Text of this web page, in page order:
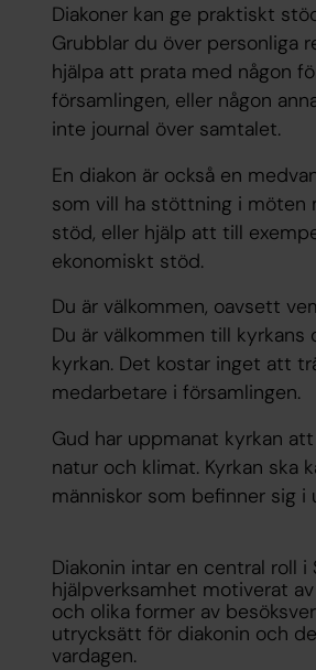
Diakoner kan ge praktiskt
Grubblar du över personliga
hjälpa att prata med någon
församlingen, eller någon
inte journal över samtalet.
En diakon är också en
som vill ha stöttning i möten
stöd, eller hjälp att till
ekonomiskt stöd.
Du är välkommen, oavsett
Du är välkommen till kyrkans
kyrkan. Det kostar inget att
medarbetare i församlingen.
Gud har uppmanat kyrkan
natur och klimat. Kyrkan ska
människor som befinner sig
Diakonin intar en central roll
hjälpverksamhet motiverat
och olika former av
utrycksätt för diakonin och
vardagen.